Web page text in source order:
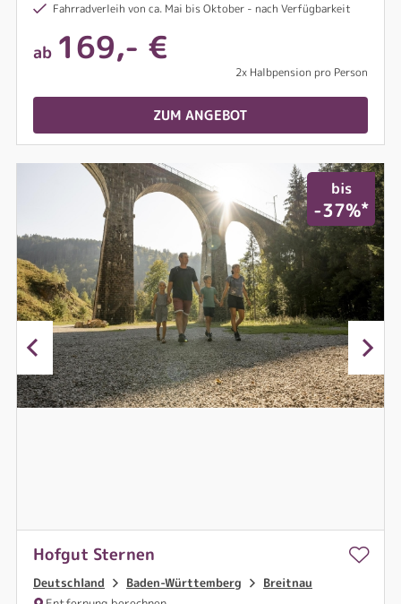
Fahrradverleih von ca. Mai bis Oktober - nach Verfügbarkeit
ab 169,- €
2x Halbpension pro Person
ZUM ANGEBOT
bis
-37%*
Hofgut Sternen
Deutschland Baden-Württemberg
Breitnau